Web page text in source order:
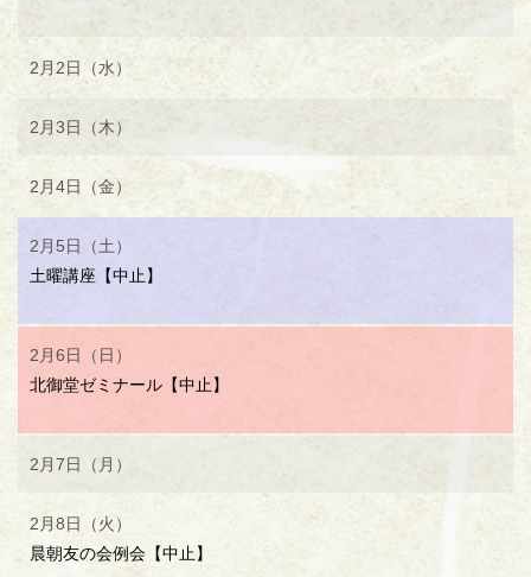
2月2日（水）
2月3日（木）
2月4日（金）
2月5日（土）
土曜講座【中止】
2月6日（日）
北御堂ゼミナール【中止】
2月7日（月）
2月8日（火）
晨朝友の会例会【中止】